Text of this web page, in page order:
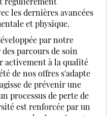
les dernières avancées
et physique.
par notre
parcours de soin
activement à la qualité
de nos offres s'adapte
de prévenir une
processus de perte de
est renforcée par un